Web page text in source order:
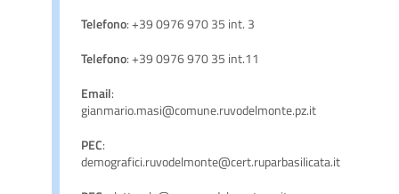
Telefono: +39 0976 970 35 int. 3
Telefono: +39 0976 970 35 int.11
Email:
gianmario.masi@comune.ruvodelmonte.pz.it
PEC:
demografici.ruvodelmonte@cert.ruparbasilicata.it